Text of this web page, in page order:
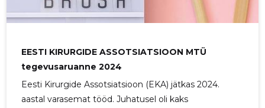
EESTI KIRURGIDE ASSOTSIATSIOON MTÜ
tegevusaruanne 2024
Eesti Kirurgide Assotsiatsioon (EKA) jätkas 2024.
aastal varasemat tööd. Juhatusel oli kaks